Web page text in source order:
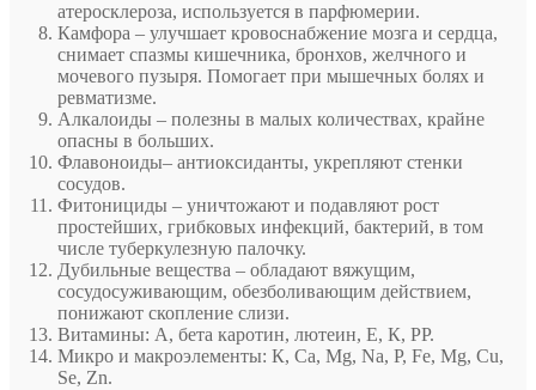
атеросклероза, используется в парфюмерии.
Камфора – улучшает кровоснабжение мозга и сердца,
снимает спазмы кишечника, бронхов, желчного и
мочевого пузыря. Помогает при мышечных болях и
ревматизме.
Алкалоиды – полезны в малых количествах, крайне
опасны в больших.
Флавоноиды– антиоксиданты, укрепляют стенки
сосудов.
Фитонициды – уничтожают и подавляют рост
простейших, грибковых инфекций, бактерий, в том
числе туберкулезную палочку.
Дубильные вещества – обладают вяжущим,
сосудосуживающим, обезболивающим действием,
понижают скопление слизи.
Витамины: А, бета каротин, лютеин, Е, К, РР.
Микро и макроэлементы: К, Са, Мg, Na, P, Fe, Мg, Cu,
Se, Zn.